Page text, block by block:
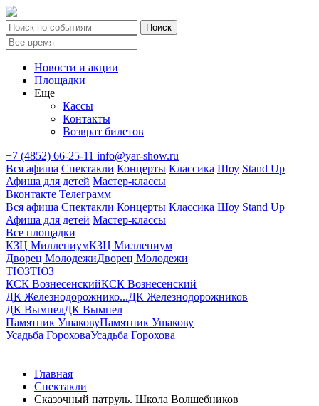
Новости и акции
Площадки
Еще
Кассы
Контакты
Возврат билетов
+7 (4852) 66-25-11 info@yar-show.ru
Вся афиша Спектакли Концерты Классика Шоу Stand Up
Афиша для детей Мастер-классы
Вконтакте Телеграмм
Вся афиша Спектакли Концерты Классика Шоу Stand Up
Афиша для детей Мастер-классы
Все площадки
КЗЦ МиллениумКЗЦ Миллениум
Дворец МолодежиДворец Молодежи
ТЮЗТЮЗ
КСК ВознесенскийКСК Вознесенский
ДК Железнодорожнико...ДК Железнодорожников
ДК ВымпелДК Вымпел
Памятник УшаковуПамятник Ушакову
Усадьба ГороховаУсадьба Горохова
Главная
Спектакли
Сказочный патруль. Школа Волшебников